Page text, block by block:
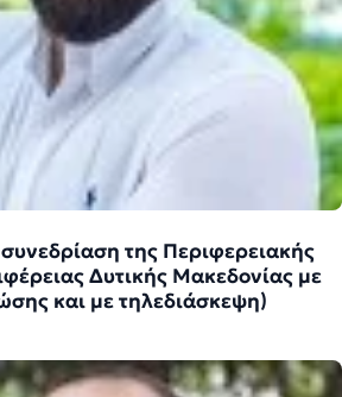
της Περιφερειακής
Δυτικής Μακεδονίας με
και με τηλεδιάσκεψη)